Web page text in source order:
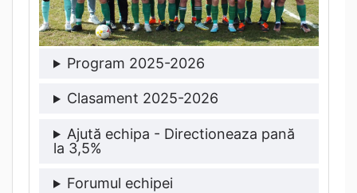
Program 2025-2026
Clasament 2025-2026
Ajută echipa - Directioneaza pană
la 3,5%
Forumul echipei